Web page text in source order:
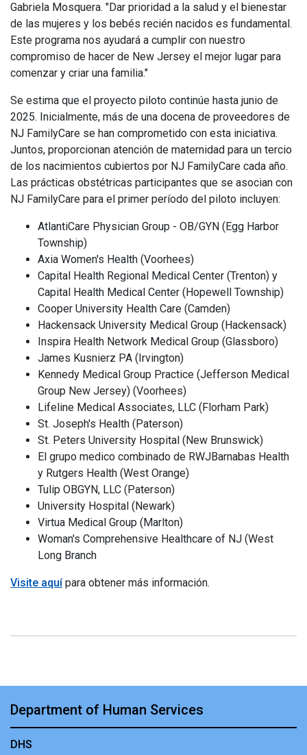
Gabriela Mosquera. "Dar prioridad a la salud y el bienestar
de las mujeres y los bebés recién nacidos es fundamental.
Este programa nos ayudará a cumplir con nuestro
compromiso de hacer de New Jersey el mejor lugar para
comenzar y criar una familia."
Se estima que el proyecto piloto continúe hasta junio de
2025. Inicialmente, más de una docena de proveedores de
NJ FamilyCare se han comprometido con esta iniciativa.
Juntos, proporcionan atención de maternidad para un tercio
de los nacimientos cubiertos por NJ FamilyCare cada año.
Las prácticas obstétricas participantes que se asocian con
NJ FamilyCare para el primer período del piloto incluyen:
AtlantiCare Physician Group - OB/GYN (Egg Harbor
Township)
Axia Women's Health (Voorhees)
Capital Health Regional Medical Center (Trenton) y
Capital Health Medical Center (Hopewell Township)
Cooper University Health Care (Camden)
Hackensack University Medical Group (Hackensack)
Inspira Health Network Medical Group (Glassboro)
James Kusnierz PA (Irvington)
Kennedy Medical Group Practice (Jefferson Medical
Group New Jersey) (Voorhees)
Lifeline Medical Associates, LLC (Florham Park)
St. Joseph's Health (Paterson)
St. Peters University Hospital (New Brunswick)
El grupo medico combinado de RWJBarnabas Health
y Rutgers Health (West Orange)
Tulip OBGYN, LLC (Paterson)
University Hospital (Newark)
Virtua Medical Group (Marlton)
Woman's Comprehensive Healthcare of NJ (West
Long Branch
Visite aquípara obtener más información.
Department of Human Services
DHS